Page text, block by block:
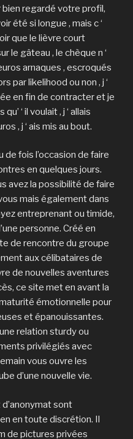
bien regardé votre profil,
été si longue , mais c ‘
que le lièvre court
le gâteau , le chèque n ‘
arnaques , escroqués
par likelihood ou non , j ‘
en fin de contracter et je
‘ il voulait , j ‘ allais
, j ‘ ais mis au bout.
de fois l’occasion de faire
en quelques jours.
avez la possibilité de faire
mais également dans
entreprenant ou timide,
personne. Créé en
de rencontre du groupe
aux célibataires de
de nouvelles aventures
ce site met en avant la
émotionnelle pour
et épanouissantes.
relation sturdy ou
privilégiés avec
vous ouvre les
d’une nouvelle vie.
sont
en toute discrétion. Il
de pictures privées